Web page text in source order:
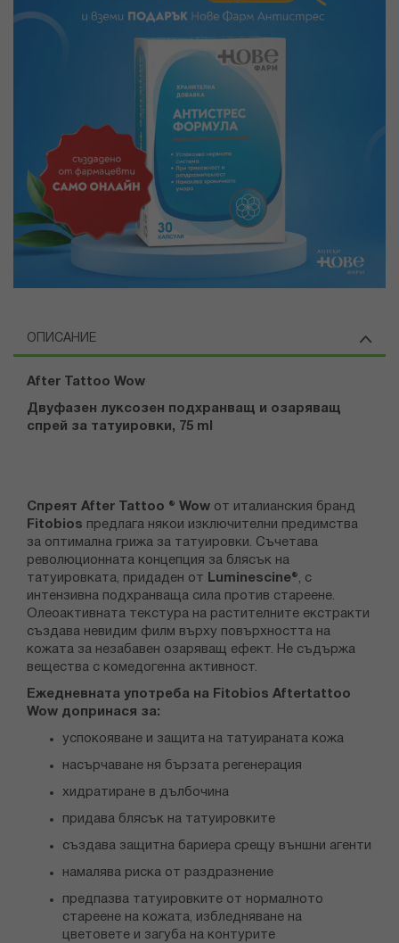
ОПИСАНИЕ
After Tattoo Wow
Двуфазен луксозен подхранващ и озаряващ
спрей за татуировки, 75 ml
Спреят After Tattoo ® Wow от италианския бранд
Fitobios предлага някои изключителни предимства
за оптимална грижа за татуировки. Съчетава
революционната концепция за блясък на
татуировката, придаден от Luminescine®, с
интензивна подхранваща сила против стареене.
Олеоактивната текстура на растителните екстракти
създава невидим филм върху повърхността на
кожата за незабавен озаряващ ефект. Не съдържа
вещества с комедогенна активност.
Ежедневната употреба на Fitobios Aftertattoo
Wow допринася за:
успокояване и защита на татуираната кожа
насърчаване ня бързата регенерация
хидратиране в дълбочина
придава блясък на татуировките
създава защитна бариера срещу външни агенти
намалява риска от раздразнение
предпазва татуировките от нормалното
стареене на кожата, избледняване на
цветовете и загуба на контурите